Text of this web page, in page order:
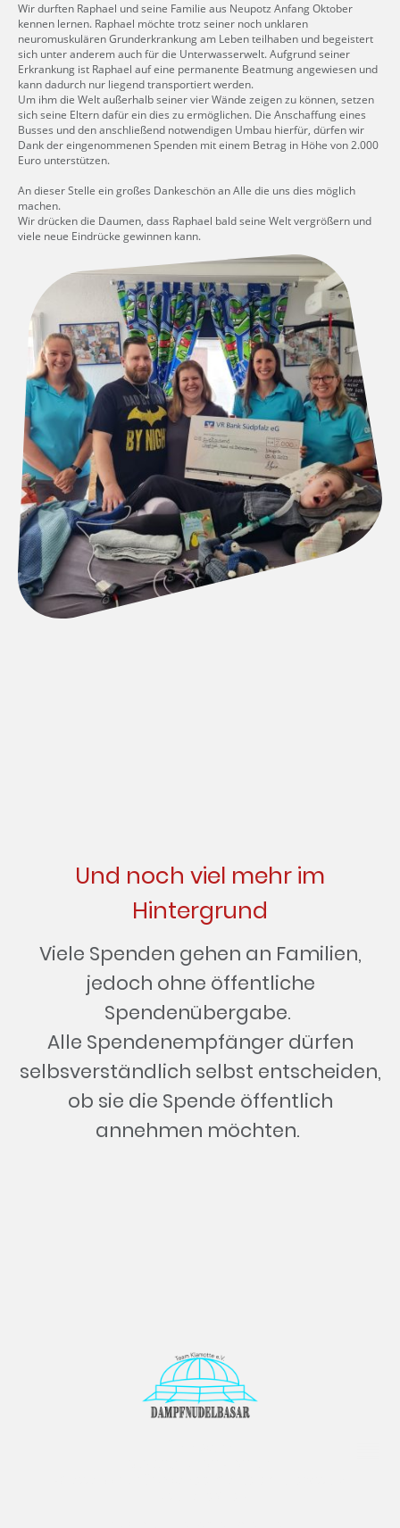
Wir durften Raphael und seine Familie aus Neupotz Anfang Oktober
kennen lernen. Raphael möchte trotz seiner noch unklaren
neuromuskulären Grunderkrankung am Leben teilhaben und begeistert
sich unter anderem auch für die Unterwasserwelt. Aufgrund seiner
Erkrankung ist Raphael auf eine permanente Beatmung angewiesen und
kann dadurch nur liegend transportiert werden.
Um ihm die Welt außerhalb seiner vier Wände zeigen zu können, setzen
sich seine Eltern dafür ein dies zu ermöglichen. Die Anschaffung eines
Busses und den anschließend notwendigen Umbau hierfür, dürfen wir
Dank der eingenommenen Spenden mit einem Betrag in Höhe von 2.000
Euro unterstützen.
An dieser Stelle ein großes Dankeschön an Alle die uns dies möglich
machen.
Wir drücken die Daumen, dass Raphael bald seine Welt vergrößern und
viele neue Eindrücke gewinnen kann.
Und noch viel mehr im
Hintergrund
Viele Spenden gehen an Familien,
jedoch ohne öffentliche
Spendenübergabe.
Alle Spendenempfänger dürfen
selbsverständlich selbst entscheiden,
ob sie die Spende öffentlich
annehmen möchten.